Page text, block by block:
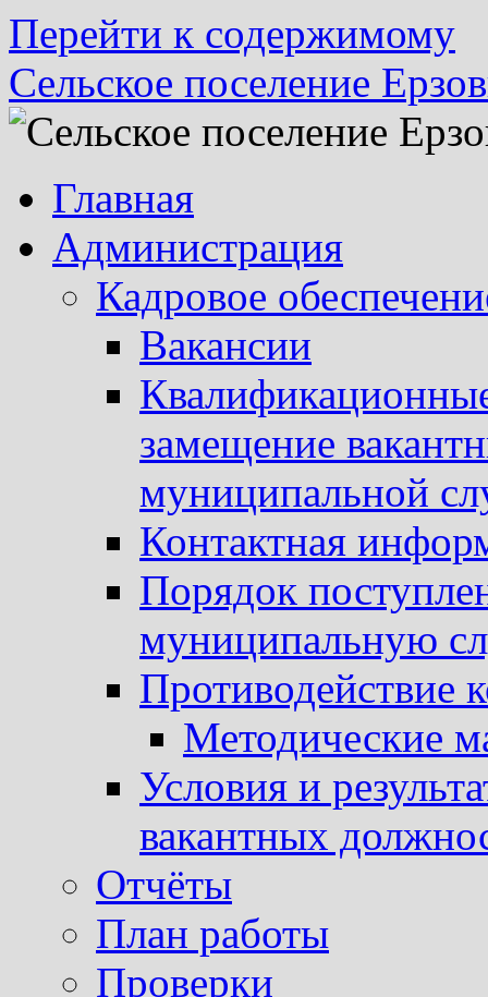
Перейти к содержимому
Сельское поселение
Главная
Администрация
Кадровое
Вакансии
замещение
муниципальной
Контактная
Порядок
муниципальную
Противодействие
Методические
Условия и
вакантных
Отчёты
План работы
Проверки